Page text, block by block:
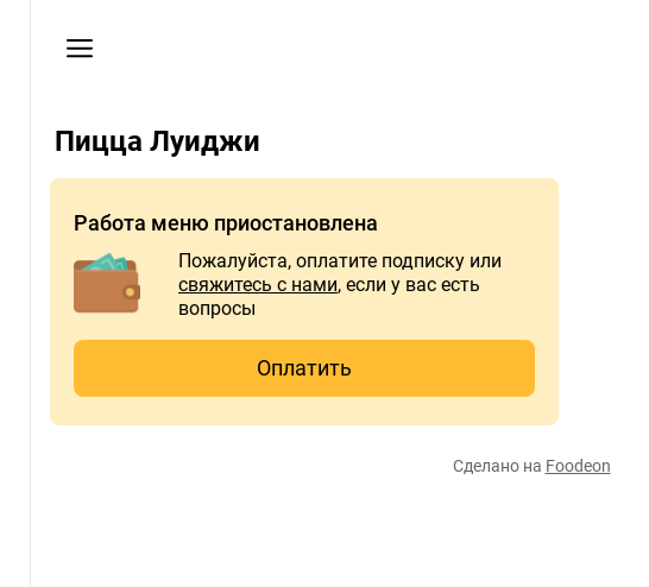
заказы
соглашение
Телефон
+74952660781
Пицца Луиджи
Работа меню приостановлена
Пожалуйста, оплатите подписку или
свяжитесь с нами, если у вас есть
вопросы
Оплатить
Сделано на Foodeon